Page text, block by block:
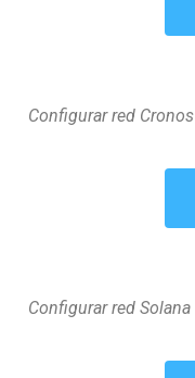
Configurar red Cronos
Configurar red Solana